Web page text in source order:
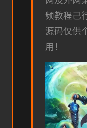
频教程己
源码仅供
用！